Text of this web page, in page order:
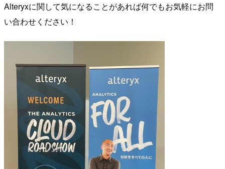
Alteryxに関して気になることがあれば何でもお気軽にお問
い合わせください！